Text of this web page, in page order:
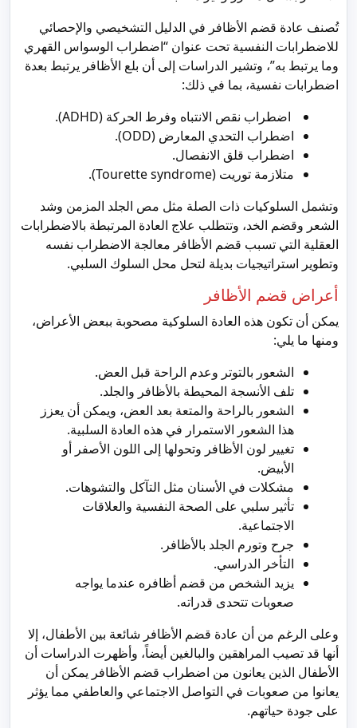
تُصنف عادة قضم الأظافر في الدليل التشخيصي والإحصائي
للاضطرابات النفسية تحت عنوان “اضطراب الوسواس القهري
وما يرتبط به”، وتشير الدراسات إلى أن بلع الأظافر يرتبط بعدة
اضطرابات نفسية، بما في ذلك:
اضطراب نقص الانتباه وفرط الحركة (ADHD).
اضطراب التحدي المعارض (ODD).
اضطراب قلق الانفصال.
متلازمة توريت (Tourette syndrome).
وتشمل السلوكيات ذات الصلة مثل مص الجلد المزمن وشد
الشعر وقضم الخد، وتتطلب علاج العادة المرتبطة بالاضطرابات
العقلية التي تسبب قضم الأظافر معالجة الاضطراب نفسه
وتطوير استراتيجيات بديلة لتحل محل السلوك السلبي.
أعراض قضم الأظافر
يمكن أن تكون هذه العادة السلوكية مصحوبة ببعض الأعراض،
ومنها ما يلي:
الشعور بالتوتر وعدم الراحة قبل العض.
تلف الأنسجة المحيطة بالأظافر والجلد.
الشعور بالراحة والمتعة بعد العض، ويمكن أن يعزز
هذا الشعور الاستمرار في هذه العادة السلبية.
تغيير لون الأظافر وتحولها إلى اللون الأصفر أو
الأبيض.
مشكلات في الأسنان مثل التآكل والتشوهات.
تأثير سلبي على الصحة النفسية والعلاقات
الاجتماعية.
جرح وتورم الجلد بالأظافر.
التأخر الدراسي.
يزيد الشخص من قضم أظافره عندما يواجه
صعوبات تتحدى قدراته.
وعلى الرغم من أن عادة قضم الأظافر شائعة بين الأطفال، إلا
أنها قد تصيب المراهقين والبالغين أيضاً، وأظهرت الدراسات أن
الأطفال الذين يعانون من اضطراب قضم الأظافر يمكن أن
يعانوا من صعوبات في التواصل الاجتماعي والعاطفي مما يؤثر
على جودة حياتهم.